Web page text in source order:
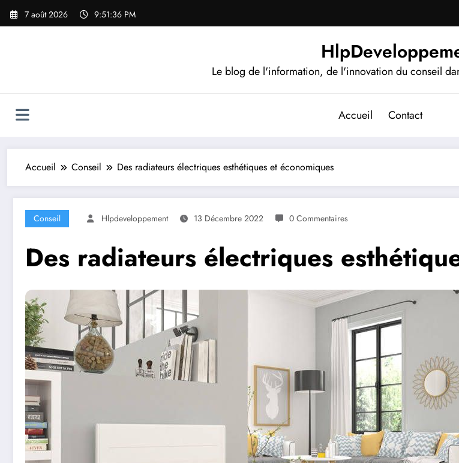
Aller
7 août 2026 9:51:37 PM
Le blog de l'information, de l'innovation du conseil
Accueil Contact
Accueil Conseil Des radiateurs électriques esthétiques et économiques
Conseil Hlpdeveloppement 13 Décembre 2022 0 Commentaires
Des radiateurs électriques